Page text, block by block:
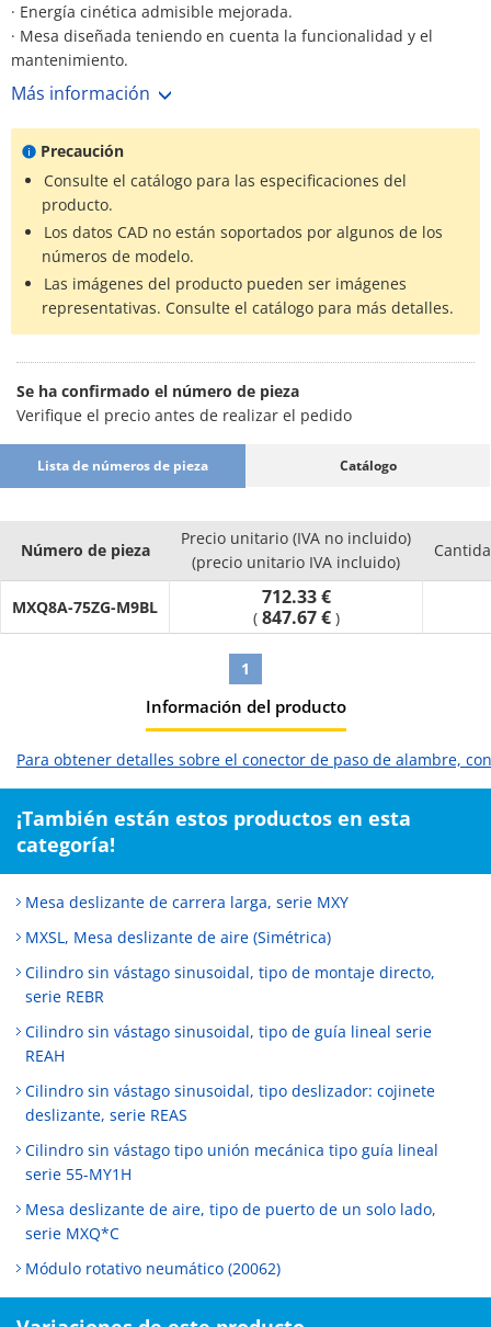
· Energía cinética admisible mejorada.
· Mesa diseñada teniendo en cuenta la funcionalidad y el
mantenimiento.
· El montaje es igual que en el producto convencional, la serie
· Amplia gama de reguladores de carrera (opcional).
· Mesa de “tipo de longitud total acortada” disponible.
· La altura total se reduce en un 10 % en comparación con el
producto convencional.
· Reducción de peso del 22%.
· Se proporcionan ranuras para el montaje de tuberías /
interruptores automáticos en ambos laterales.
Más información
Precaución
Consulte el catálogo para las especificaciones del
producto.
Los datos CAD no están soportados por algunos de los
números de modelo.
Las imágenes del producto pueden ser imágenes
representativas. Consulte el catálogo para más detalles.
Se ha confirmado el número de pieza
Verifique el precio antes de realizar el pedido
Lista de números de pieza Catálogo
Número de pieza
Precio unitario (IVA no incluido)
(precio unitario IVA incluido)
MXQ8A-75ZG-M9BL 712.33 €
( 847.67 € )
1
Información del producto
Para obtener detalles sobre el conector de paso de alambre,
¡También están estos productos en esta
categoría!
Mesa deslizante de carrera larga, serie MXY
MXSL, Mesa deslizante de aire (Simétrica)
Cilindro sin vástago sinusoidal, tipo de montaje directo,
serie REBR
Cilindro sin vástago sinusoidal, tipo de guía lineal serie
REAH
Cilindro sin vástago sinusoidal, tipo deslizador: cojinete
deslizante, serie REAS
Cilindro sin vástago tipo unión mecánica tipo guía lineal
serie 55-MY1H
Mesa deslizante de aire, tipo de puerto de un solo lado,
serie MXQ*C
Módulo rotativo neumático (20062)